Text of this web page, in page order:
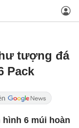
tượng đá
Pack
6 múi hoàn